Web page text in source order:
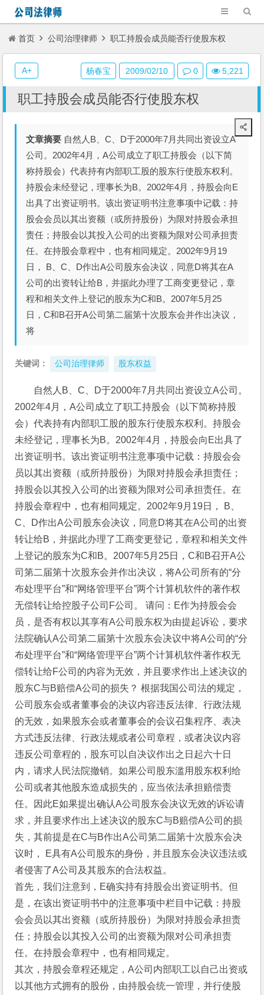
首页 公司治理律师 职工持股会成员能否行使股东权
职工持股会成员能否行使股东权
文章摘要 自然人B、C、D于2000年7月共同出资设立A
公司。2002年4月，A公司成立了职工持股会（以下简
称持股会）代表持有内部职工股的股东行使股东权利。
持股会未经登记，理事长为B。2002年4月，持股会向E
出具了出资证明书。该出资证明书注意事项中记载：持
股会会员以其出资额（或所持股份）为限对持股会承担
责任；持股会以其投入公司的出资额为限对公司承担责
任。在持股会章程中，也有相同规定。2002年9月19
日， B、C、D作出A公司股东会决议，同意D将其在A
公司的出资转让给B，并据此办理了工商变更登记，章
程和相关文件上登记的股东为C和B。2007年5月25
日，C和B召开A公司第二届第十次股东会并作出决议，
将
关键词： 公司治理律师 股东权益
自然人B、C、D于2000年7月共同出资设立A公司。
2002年4月，A公司成立了职工持股会（以下简称持股
会）代表持有内部职工股的股东行使股东权利。持股会
未经登记，理事长为B。2002年4月，持股会向E出具了
出资证明书。该出资证明书注意事项中记载：持股会会
员以其出资额（或所持股份）为限对持股会承担责任；
持股会以其投入公司的出资额为限对公司承担责任。在
持股会章程中，也有相同规定。2002年9月19日， B、
C、D作出A公司股东会决议，同意D将其在A公司的出资
转让给B，并据此办理了工商变更登记，章程和相关文件
上登记的股东为C和B。2007年5月25日，C和B召开A公
司第二届第十次股东会并作出决议，将A公司所有的“分
布处理平台”和“网络管理平台”两个计算机软件的著作权
无偿转让给控股子公司F公司。 请问：E作为持股会会
员，是否有权以其享有A公司股东权为由提起诉讼，要求
法院确认A公司第二届第十次股东会决议中将A公司的“分
布处理平台”和“网络管理平台”两个计算机软件著作权无
偿转让给F公司的内容为无效，并且要求作出上述决议的
股东C与B赔偿A公司的损失？ 根据我国公司法的规定，
公司股东会或者董事会的决议内容违反法律、行政法规
的无效，如果股东会或者董事会的会议召集程序、表决
方式违反法律、行政法规或者公司章程，或者决议内容
违反公司章程的，股东可以自决议作出之日起六十日
内，请求人民法院撤销。如果公司股东滥用股东权利给
公司或者其他股东造成损失的，应当依法承担赔偿责
任。因此E如果提出确认A公司股东会决议无效的诉讼请
求，并且要求作出上述决议的股东C与B赔偿A公司的损
失，其前提是在C与B作出A公司第二届第十次股东会决
议时， E具有A公司股东的身份，并且股东会决议违法或
者侵害了A公司及其股东的合法权益。
首先，我们注意到，E确实持有持股会出资证明书。但
是，在该出资证明书中的注意事项中栏目中记载：持股
会会员以其出资额（或所持股份）为限对持股会承担责
任；持股会以其投入公司的出资额为限对公司承担责
任。在持股会章程中，也有相同规定。
其次，持股会章程还规定，A公司内部职工以自己出资或
以其他方式拥有的股份，由持股会统一管理，并行使股
杨春宝 2009/02/10 0 5,221
A+